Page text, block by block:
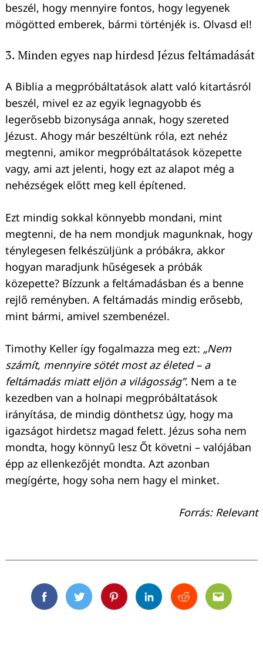
beszél, hogy mennyire fontos, hogy legyenek
mögötted emberek, bármi történjék is. Olvasd el!
3. Minden egyes nap hirdesd Jézus feltámadását
A Biblia a megpróbáltatások alatt való kitartásról
beszél, mivel ez az egyik legnagyobb és
legerősebb bizonysága annak, hogy szereted
Jézust. Ahogy már beszéltünk róla, ezt nehéz
megtenni, amikor megpróbáltatások közepette
vagy, ami azt jelenti, hogy ezt az alapot még a
nehézségek előtt meg kell építened.
Ezt mindig sokkal könnyebb mondani, mint
megtenni, de ha nem mondjuk magunknak, hogy
ténylegesen felkészüljünk a próbákra, akkor
hogyan maradjunk hűségesek a próbák
közepette? Bízzunk a feltámadásban és a benne
rejlő reményben. A feltámadás mindig erősebb,
mint bármi, amivel szembenézel.
Timothy Keller így fogalmazza meg ezt: „Nem
számít, mennyire sötét most az életed – a
feltámadás miatt eljön a világosság”. Nem a te
kezedben van a holnapi megpróbáltatások
irányítása, de mindig dönthetsz úgy, hogy ma
igazságot hirdetsz magad felett. Jézus soha nem
mondta, hogy könnyű lesz Őt követni – valójában
épp az ellenkezőjét mondta. Azt azonban
megígérte, hogy soha nem hagy el minket.
Forrás: Relevant
FacebookTwitterPinterestLinkedinRedditEmail